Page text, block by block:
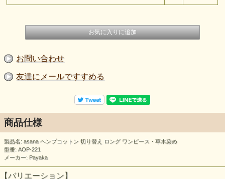
お問い合わせ
友達にメールですすめる
商品仕様
製品名: asana ヘンプコットン 切り替え ロング ワンピース・草木染め
型番: AOP-221
メーカー: Payaka
【バリエーション】